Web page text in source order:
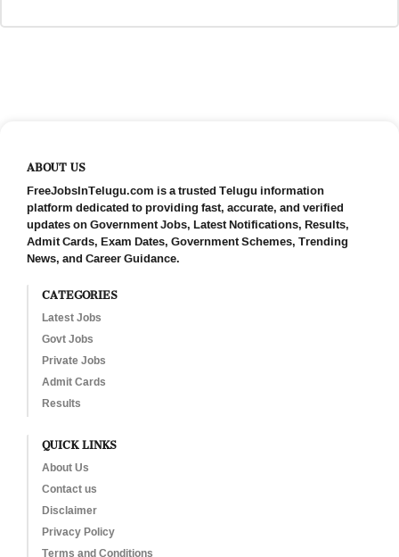
ABOUT US
FreeJobsInTelugu.com is a trusted Telugu information
platform dedicated to providing fast, accurate, and verified
updates on Government Jobs, Latest Notifications, Results,
Admit Cards, Exam Dates, Government Schemes, Trending
News, and Career Guidance.
CATEGORIES
Latest Jobs
Govt Jobs
Private Jobs
Admit Cards
Results
QUICK LINKS
About Us
Contact us
Disclaimer
Privacy Policy
Terms and Conditions